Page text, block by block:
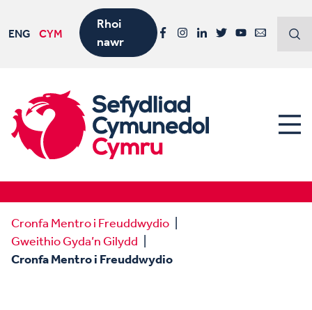
ENG CYM
Rhoi
nawr
Cronfa Mentro i Freuddwydio
Gweithio Gyda’n Gilydd
Cronfa Mentro i Freuddwydio